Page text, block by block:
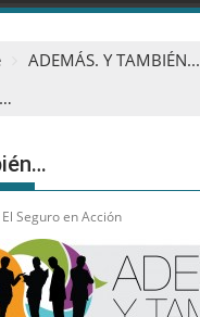
ADEMÁS. Y TAMBIÉN...
El Seguro en Acción